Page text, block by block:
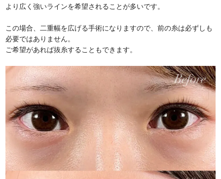
より広く強いラインを希望されることが多いです。
この場合、二重幅を広げる手術になりますので、前の糸は必ずしも
必要ではありません。
ご希望があれば抜糸することもできます。